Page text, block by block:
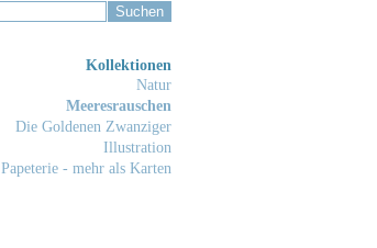
Kollektionen
Natur
Meeresrauschen
Die Goldenen Zwanziger
Illustration
Papeterie - mehr als Karten